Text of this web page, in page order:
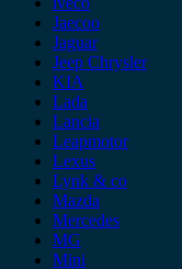
Jaecoo
Jaguar
Jeep Chrysler
KIA
Lada
Lancia
Leapmotor
Lexus
Lynk & co
Mazda
Mercedes
MG
Mini